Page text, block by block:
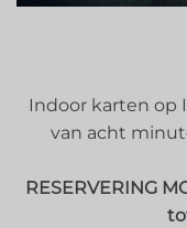
Indoor karten op
van acht
RESERVERING